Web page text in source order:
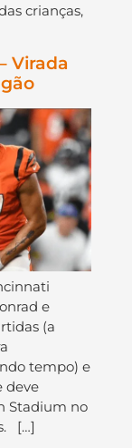
crianças,
Virada
e
(a
tempo) e
deve
Stadium no
[…]